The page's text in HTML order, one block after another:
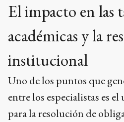
El impacto en las
académicas y la
institucional
Uno de los puntos que
entre los especialistas es
para la resolución de